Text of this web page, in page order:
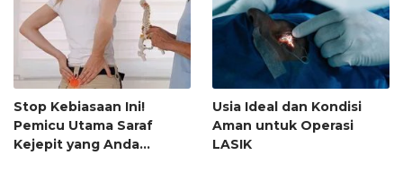
Stop Kebiasaan Ini!
Pemicu Utama Saraf
Kejepit yang Anda
Usia Ideal dan Kondisi
Aman untuk Operasi
LASIK